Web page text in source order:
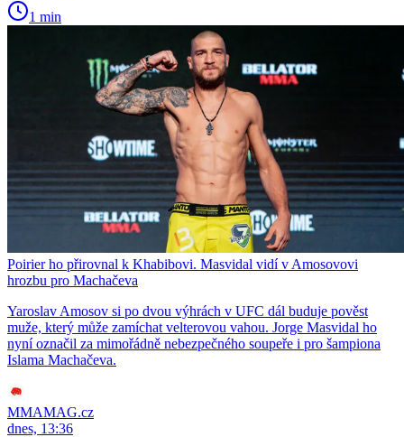
1 min
Poirier ho přirovnal k Khabibovi. Masvidal vidí v Amosovovi
hrozbu pro Machačeva
Yaroslav Amosov si po dvou výhrách v UFC dál buduje pověst
muže, který může zamíchat velterovou vahou. Jorge Masvidal ho
nyní označil za mimořádně nebezpečného soupeře i pro šampiona
Islama Machačeva.
MMAMAG.cz
dnes, 13:36